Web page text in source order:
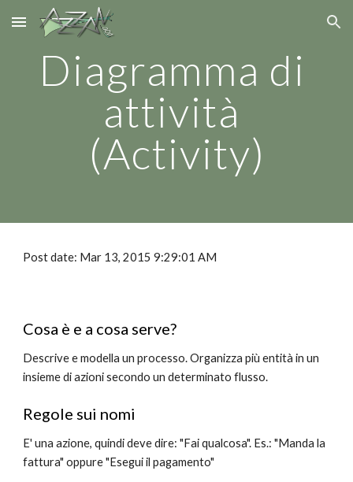
Skip to main content Skip to navigation
Diagramma di
attività
(Activity)
Post date: Mar 13, 2015 9:29:01 AM
Cosa è e a cosa serve?
Descrive e modella un processo. Organizza più entità in un
insieme di azioni secondo un determinato flusso.
Regole sui nomi
E' una azione, quindi deve dire: "Fai qualcosa". Es.: "Manda la
fattura" oppure "Esegui il pagamento"